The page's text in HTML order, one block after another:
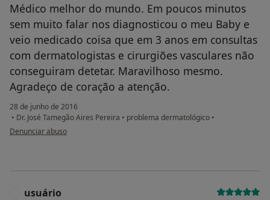
Médico melhor do mundo. Em poucos minutos
sem muito falar nos diagnosticou o meu Baby e
veio medicado coisa que em 3 anos em consultas
com dermatologistas e cirurgiões vasculares não
conseguiram detetar. Maravilhoso mesmo.
Agradeço de coração a atenção.
28 de junho de 2016
• Dr. José Tamegão Aires Pereira • problema dermatológico •
na opinião do utilizador paciente
Denunciar abuso
usuário